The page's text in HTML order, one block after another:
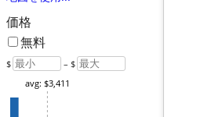
価格
無料
$ – $
avg: $3,411